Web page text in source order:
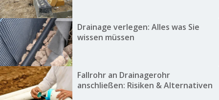
Drainage verlegen: Alles was Sie
wissen müssen
Fallrohr an Drainagerohr
anschließen: Risiken & Alternativen